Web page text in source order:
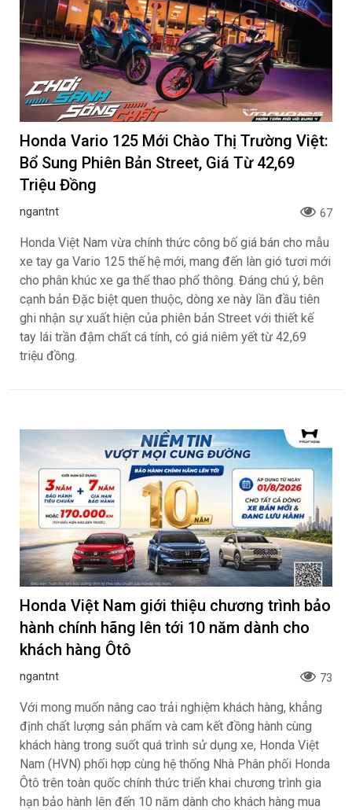
Honda Vario 125 Mới Chào Thị Trường Việt:
Bổ Sung Phiên Bản Street, Giá Từ 42,69
Triệu Đồng
ngantnt 67
Honda Việt Nam vừa chính thức công bố giá bán cho mẫu
xe tay ga Vario 125 thế hệ mới, mang đến làn gió tươi mới
cho phân khúc xe ga thể thao phổ thông. Đáng chú ý, bên
cạnh bản Đặc biệt quen thuộc, dòng xe này lần đầu tiên
ghi nhận sự xuất hiện của phiên bản Street với thiết kế
tay lái trần đậm chất cá tính, có giá niêm yết từ 42,69
triệu đồng.
Honda Việt Nam giới thiệu chương trình bảo
hành chính hãng lên tới 10 năm dành cho
khách hàng Ôtô
ngantnt 73
Với mong muốn nâng cao trải nghiệm khách hàng, khẳng
định chất lượng sản phẩm và cam kết đồng hành cùng
khách hàng trong suốt quá trình sử dụng xe, Honda Việt
Nam (HVN) phối hợp cùng hệ thống Nhà Phân phối Honda
Ôtô trên toàn quốc chính thức triển khai chương trình gia
hạn bảo hành lên đến 10 năm dành cho khách hàng mua